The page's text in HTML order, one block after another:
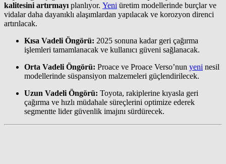
kalitesini artırmayı planlıyor. Yeni üretim modellerinde burçlar ve
vidalar daha dayanıklı alaşımlardan yapılacak ve korozyon direnci
artırılacak.
Kısa Vadeli Öngörü: 2025 sonuna kadar geri çağırma
işlemleri tamamlanacak ve kullanıcı güveni sağlanacak.
Orta Vadeli Öngörü: Proace ve Proace Verso’nun yeni nesil
modellerinde süspansiyon malzemeleri güçlendirilecek.
Uzun Vadeli Öngörü: Toyota, rakiplerine kıyasla geri
çağırma ve hızlı müdahale süreçlerini optimize ederek
segmentte lider güvenlik imajını sürdürecek.